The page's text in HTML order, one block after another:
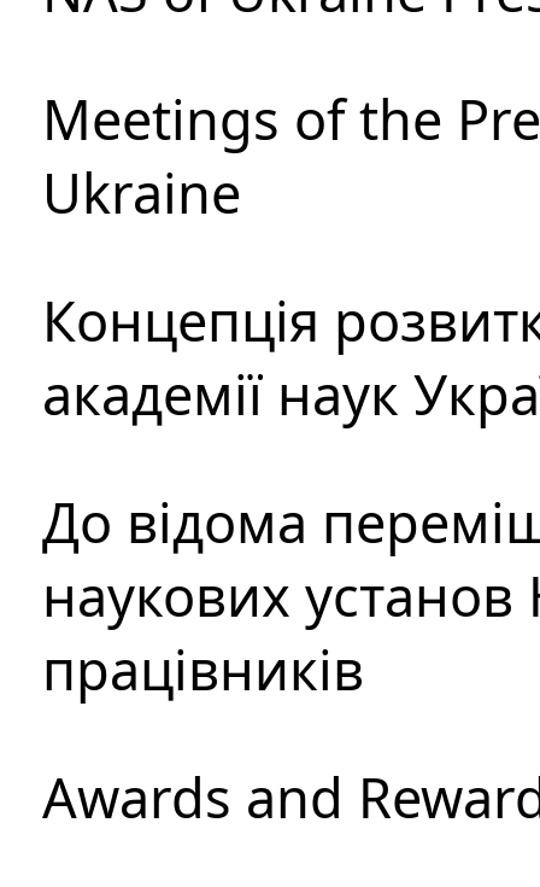
Meetings of the
Ukraine
Концепція
академії наук
До відома
наукових установ
працівників
Awards and